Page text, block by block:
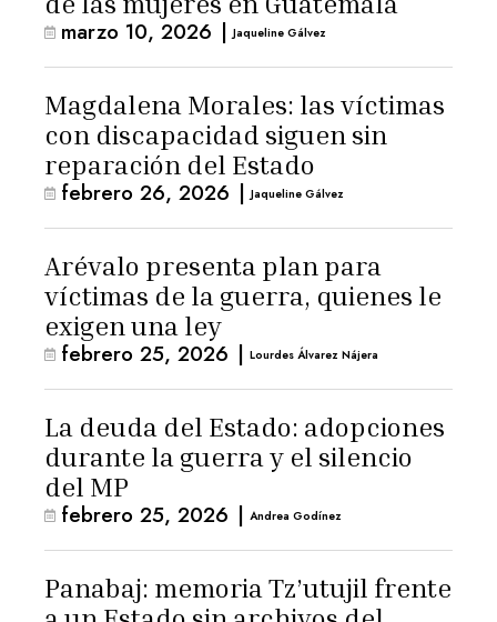
marzo 10, 2026 | Jaqueline Gálvez
Magdalena Morales: las víctimas
con discapacidad siguen sin
reparación del Estado
febrero 26, 2026 | Jaqueline Gálvez
Arévalo presenta plan para
víctimas de la guerra, quienes le
exigen una ley
febrero 25, 2026 | Lourdes Álvarez Nájera
La deuda del Estado: adopciones
durante la guerra y el silencio
del MP
febrero 25, 2026 | Andrea Godínez
Panabaj: memoria Tz’utujil frente